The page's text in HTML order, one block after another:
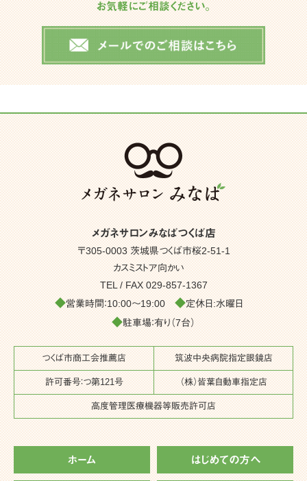
お気軽にご相談ください。
メガネサロンみなばつくば店
〒305-0003 茨城県つくば市桜2-51-1
カスミストア向かい
TEL / FAX 029-857-1367
◆営業時間：10:00～19:00 ◆定休日:水曜日
◆駐車場：有り（7台）
つくば市商工会推薦店 筑波中央病院指定眼鏡店
許可番号：つ第121号 （株）皆葉自動車指定店
高度管理医療機器等販売許可店
ホーム はじめての方へ